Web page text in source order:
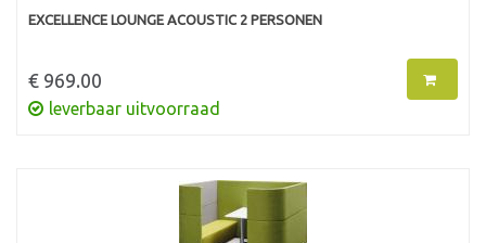
EXCELLENCE LOUNGE ACOUSTIC 2 PERSONEN
€ 969.00
leverbaar uitvoorraad